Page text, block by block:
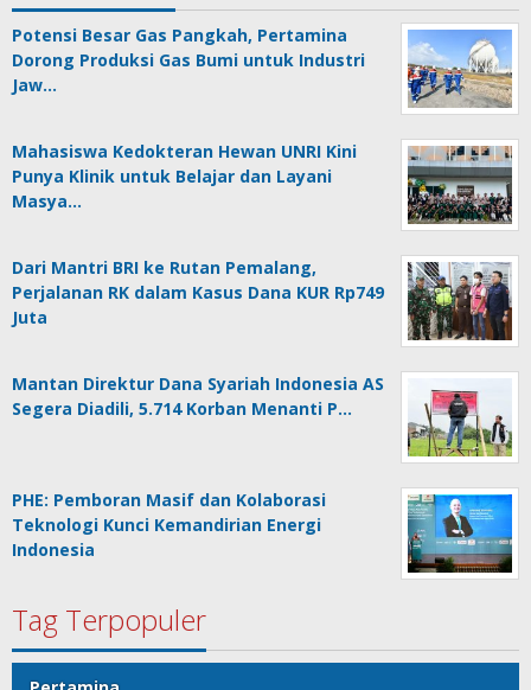
Potensi Besar Gas Pangkah, Pertamina
Dorong Produksi Gas Bumi untuk Industri
Jaw…
Mahasiswa Kedokteran Hewan UNRI Kini
Punya Klinik untuk Belajar dan Layani
Masya…
Dari Mantri BRI ke Rutan Pemalang,
Perjalanan RK dalam Kasus Dana KUR Rp749
Juta
Mantan Direktur Dana Syariah Indonesia AS
Segera Diadili, 5.714 Korban Menanti P…
PHE: Pemboran Masif dan Kolaborasi
Teknologi Kunci Kemandirian Energi
Indonesia
Tag Terpopuler